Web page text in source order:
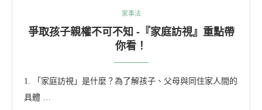
家事法
爭取孩子親權不可不知 -『家庭訪視』重點帶
你看！
1. 「家庭訪視」是什麼？為了解孩子、父母與同住家人間的
具體 …